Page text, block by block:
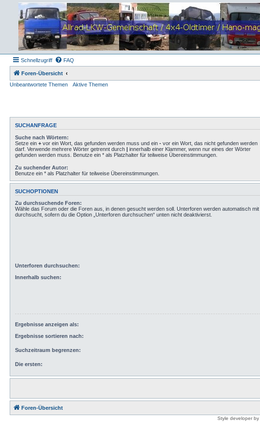
Schnellzugriff FAQ
Foren-Übersicht
Unbeantwortete Themen
Aktive Themen
SUCHANFRAGE
Suche nach Wörtern:
Setze ein + vor ein Wort, das gefunden werden muss und ein - vor ein Wort, das nicht gefunden werden
darf. Verwende mehrere Wörter getrennt durch | innerhalb einer Klammer, wenn nur eines der Wörter
gefunden werden muss. Benutze ein * als Platzhalter für teilweise Übereinstimmungen.
Zu suchender Autor:
Benutze ein * als Platzhalter für teilweise Übereinstimmungen.
SUCHOPTIONEN
Zu durchsuchende Foren:
Wähle das Forum oder die Foren aus, in denen gesucht werden soll. Unterforen werden automatisch mit
durchsucht, sofern du die Option „Unterforen durchsuchen“ unten nicht deaktivierst.
Unterforen durchsuchen:
Innerhalb suchen:
Ergebnisse anzeigen als:
Ergebnisse sortieren nach:
Suchzeitraum begrenzen:
Die ersten:
Foren-Übersicht
Style developer by